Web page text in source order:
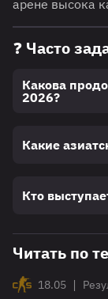
арене высока
❓ Часто
Какова
2026?
Какие
Кто
Читать по
18.05 |